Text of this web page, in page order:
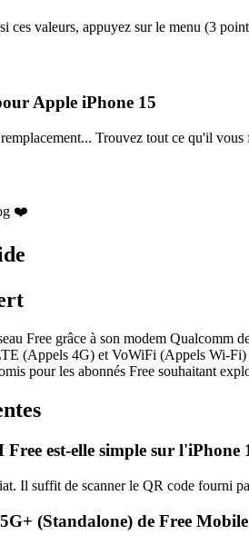
ces valeurs, appuyez sur le menu (3
Apple iPhone 15
Trouvez tout ce qu'il
❤️
Free grâce à son modem Qualcomm
(Appels 4G) et VoWiFi (Appels Wi-Fi)
pour les abonnés Free souhaitant
est-elle simple sur l'iPhone
Il suffit de scanner le QR code fourni
(Standalone) de Free